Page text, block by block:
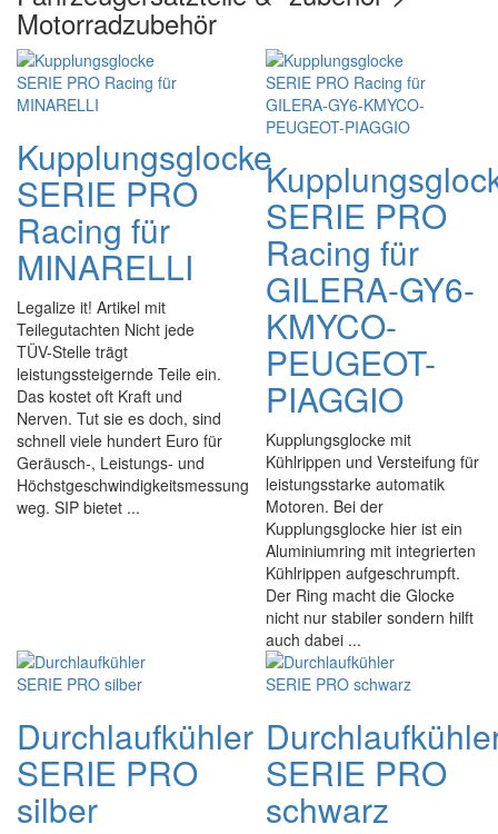
Motorradzubehör
Kupplungsglocke
SERIE PRO
Racing für
MINARELLI
Legalize it! Artikel mit
Teilegutachten Nicht jede
TÜV-Stelle trägt
leistungssteigernde Teile ein.
Das kostet oft Kraft und
Nerven. Tut sie es doch, sind
schnell viele hundert Euro für
Geräusch-, Leistungs- und
Höchstgeschwindigkeitsmessung
weg. SIP bietet ...
SERIE PRO
Racing für
GILERA-GY6-
KMYCO-
PEUGEOT-
PIAGGIO
Kupplungsglocke mit
Kühlrippen und Versteifung für
leistungsstarke automatik
Motoren. Bei der
Kupplungsglocke hier ist ein
Aluminiumring mit integrierten
Kühlrippen aufgeschrumpft.
Der Ring macht die Glocke
nicht nur stabiler sondern hilft
auch dabei ...
Durchlaufkühler
SERIE PRO
silber
SERIE PRO
schwarz